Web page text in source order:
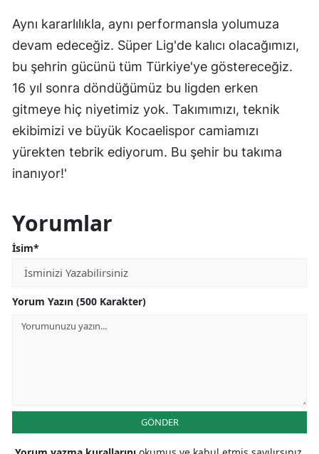
Aynı kararlılıkla, aynı performansla yolumuza
devam edeceğiz. Süper Lig'de kalıcı olacağımızı,
bu şehrin gücünü tüm Türkiye'ye göstereceğiz.
16 yıl sonra döndüğümüz bu ligden erken
gitmeye hiç niyetimiz yok. Takımımızı, teknik
ekibimizi ve büyük Kocaelispor camiamızı
yürekten tebrik ediyorum. Bu şehir bu takıma
inanıyor!'
Yorumlar
İsim*
Yorum Yazın (500 Karakter)
GÖNDER